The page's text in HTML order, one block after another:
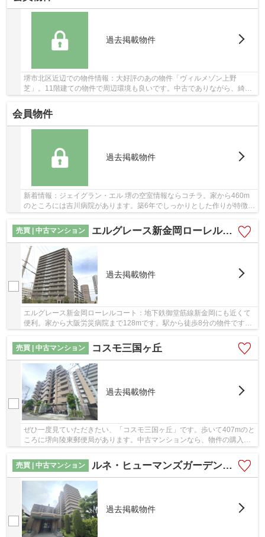
過去掲載物件
堺市北区近辺での物件情報：大好評のあの物件「ヴィルメゾン上野
芝」。11階建ての物件で周辺環境も良いです。中古でありながら、綺麗
会員物件
過去掲載物件
新着情報：ジェイグラン・エル 堺の空室情報ならコチラ。家から460m
のところには吉川病院があります。築6年でしっかりとした作りが特徴の
物件です。徒歩7分圏内に駅のある物件です。不...
売買 | 中古マンション
エルグレース新金岡ローレルコート
過去掲載物件
エルグレース新金岡ローレルコート：地下鉄御堂筋線新金岡にも近くて
便利。家から大阪労災病院まで128mです。駅から徒歩8分の物件です。
売買 | 中古マンション
コスモ三国ヶ丘
過去掲載物件
ぜひ一度見ていただきたい、「コスモ三国ヶ丘」です。歩いて407mのと
ころに堺向陵東郵便局があります。中古マンションなら、物件の購入も
売買 | 中古マンション
ルネ・ヒューマンズガーデン金岡公園
過去掲載物件